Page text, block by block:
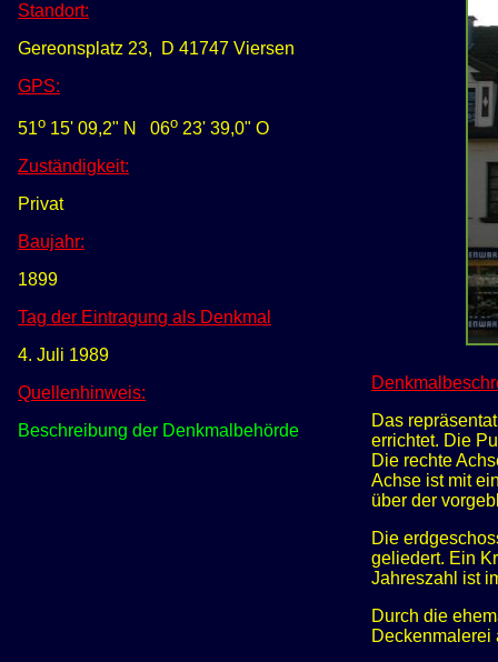
Standort:
Gereonsplatz 23, D 41747 Viersen
GPS:
51o 15' 09,2" N 06o 23' 39,0" O
Zuständigkeit:
Privat
Baujahr:
1899
Tag der Eintragung als Denkmal
4. Juli 1989
Quellenhinweis:
Beschreibung der Denkmalbehörde
Das
errichtet. Die
Die rechte
Achse ist mit
über der
Die
geliedert. Ein
Jahreszahl ist
Durch die
Deckenmalerei